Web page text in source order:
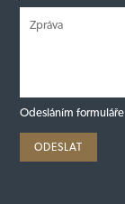
Odesláním